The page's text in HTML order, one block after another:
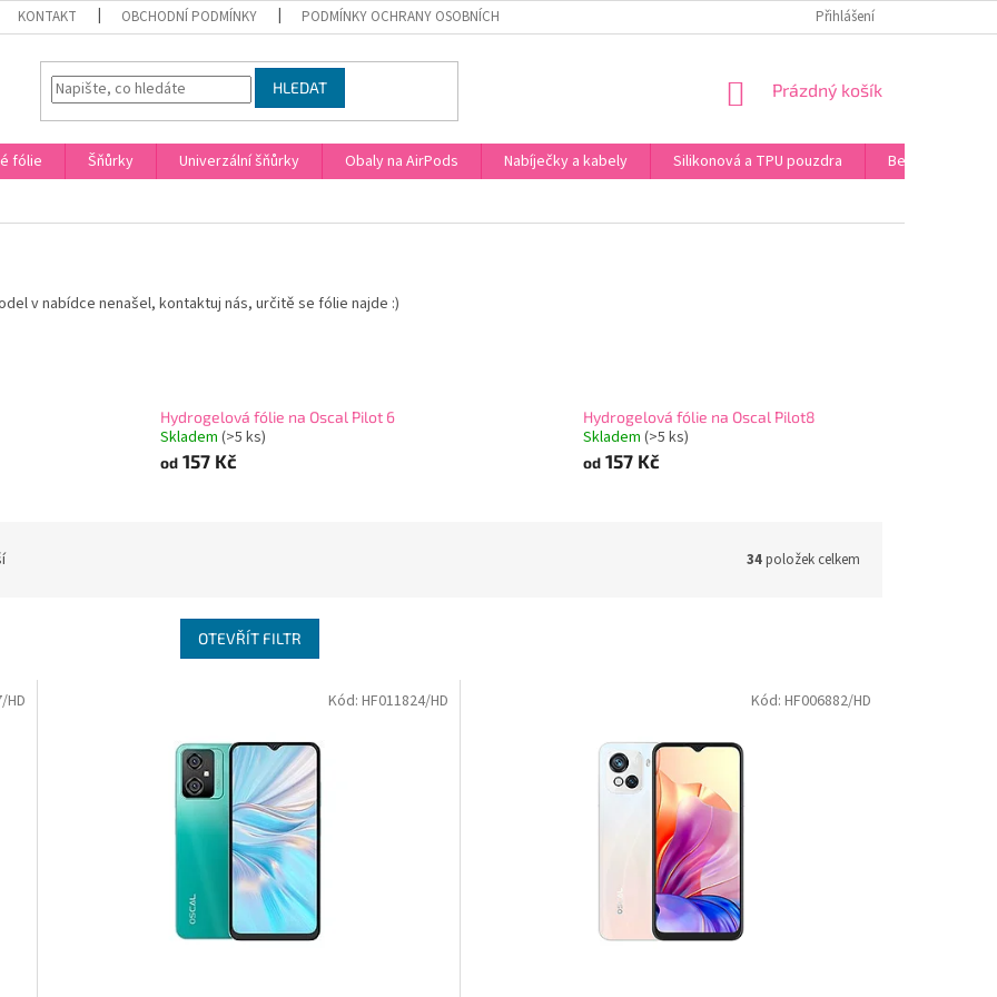
KONTAKT OBCHODNÍ PODMÍNKY PODMÍNKY OCHRANY OSOBNÍCH ÚDAJŮ Přihlášení
HLEDAT
NÁKUPNÍ
Prázdný košík
fólie Šňůrky Univerzální šňůrky Obaly na AirPods Nabíječky a kabely Silikonová a TPU pouzdra
Bezdrátová
v nabídce nenašel, kontaktuj nás, určitě se fólie najde :)
Hydrogelová fólie na Oscal Pilot 6
Skladem(>5 ks)
od 157 Kč
Hydrogelová fólie na Oscal Pilot8
Skladem (>5 ks)
od157 Kč
34položek celkem
OTEVŘÍT FILTR
HD Kód: HF011824/HD Kód: HF006882/HD